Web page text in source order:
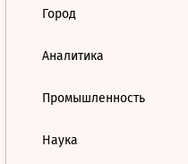
Город
Аналитика
Промышленность
Наука